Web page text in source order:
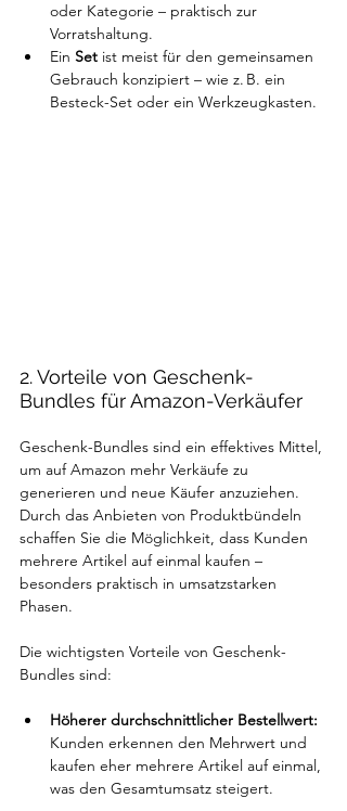
oder Kategorie – praktisch zur
Vorratshaltung.
Ein Set ist meist für den gemeinsamen
Gebrauch konzipiert – wie z. B. ein
Besteck-Set oder ein Werkzeugkasten.
2. Vorteile von Geschenk-
Bundles für Amazon-Verkäufer
Geschenk-Bundles sind ein effektives Mittel,
um auf Amazon mehr Verkäufe zu
generieren und neue Käufer anzuziehen.
Durch das Anbieten von Produktbündeln
schaffen Sie die Möglichkeit, dass Kunden
mehrere Artikel auf einmal kaufen –
besonders praktisch in umsatzstarken
Phasen.
Die wichtigsten Vorteile von Geschenk-
Bundles sind:
Höherer durchschnittlicher Bestellwert:
Kunden erkennen den Mehrwert und
kaufen eher mehrere Artikel auf einmal,
was den Gesamtumsatz steigert.